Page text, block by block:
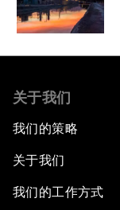
关于我们
我们的策略
关于我们
我们的工作方式